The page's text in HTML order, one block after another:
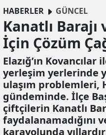
HABERLER
GÜNCEL
Kanatlı Barajı
İçin Çözüm
Elazığ’ın
yerleşim yerlerinde
ulaşım problemleri,
gündeminde. İlçe
çiftçilerin Kanatlı
faydalanamadığını
karayolunda